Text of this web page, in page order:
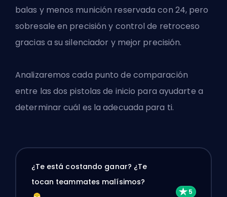
balas y menos munición reservada con 24, pero
sobresale en precisión y control de retroceso
gracias a su silenciador y mejor precisión.
Analizaremos cada punto de comparación
entre las dos pistolas de inicio para ayudarte a
determinar cuál es la adecuada para ti.
¿Te está costando ganar? ¿Te
tocan teammates malísimos?